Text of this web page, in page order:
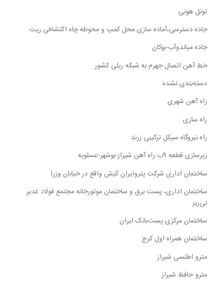
تونل هونی
جاده دسترسی،آماده سازی محل کمپ و محوطه چاه اکتشافی ریت
جاده میاندوآب-بوکان
خط آهن اتصال جهرم به شبکه ریلی کشور
دسته‌بندی نشده
راه آهن شهری
راه سازی
راه نیروگاه سیکل ترکیبی زرند
زیرسازی قطعه 9ب راه آهن شیراز-بوشهر-عسلویه
ساختمان اداری شرکت پتروایران کیش واقع در خیابان وزرا
ساختمان اداری، پست برق و ساختمان موتورخانه مجتمع فولاد غدیر
نی‌ریز
ساختمان مرکزی پست‌بانک ایران
ساختمان همراه اول کرج
مترو اطلسی شیراز
مترو حافظ شیراز